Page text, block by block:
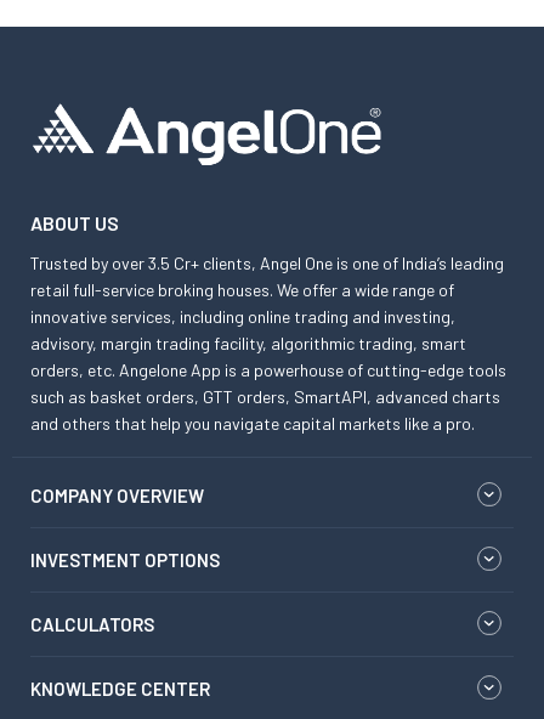
ABOUT US
Trusted by over 3.5 Cr+ clients, Angel One is one of India’s leading
retail full-service broking houses. We offer a wide range of
innovative services, including online trading and investing,
advisory, margin trading facility, algorithmic trading, smart
orders, etc. Angelone App is a powerhouse of cutting-edge tools
such as basket orders, GTT orders, SmartAPI, advanced charts
and others that help you navigate capital markets like a pro.
COMPANY OVERVIEW
INVESTMENT OPTIONS
CALCULATORS
KNOWLEDGE CENTER